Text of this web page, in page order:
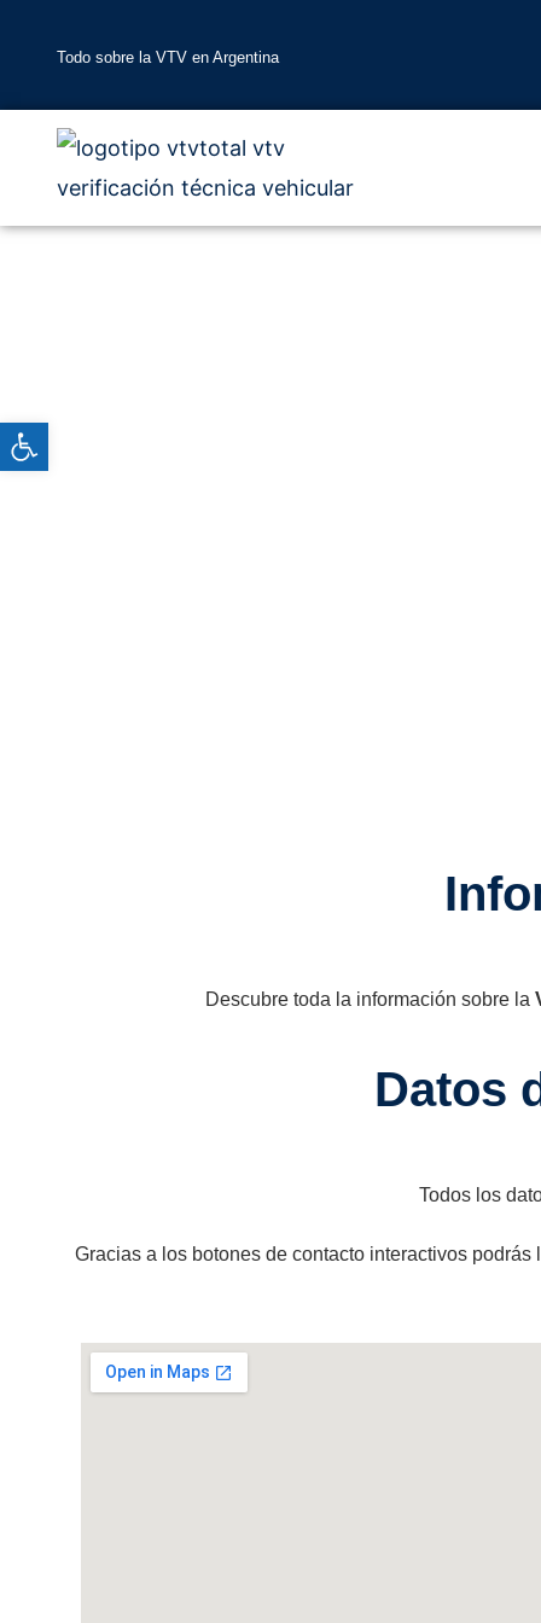
Todo sobre la VTV en Argentina
Descubre toda la información sobre la
Datos
Todos los
Gracias a los botones de contacto interactivos
Abrir barra de herramientas